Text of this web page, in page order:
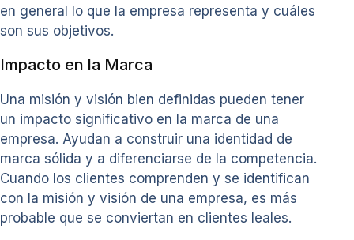
en general lo que la empresa representa y cuáles
son sus objetivos.
Impacto en la Marca
Una misión y visión bien definidas pueden tener
un impacto significativo en la marca de una
empresa. Ayudan a construir una identidad de
marca sólida y a diferenciarse de la competencia.
Cuando los clientes comprenden y se identifican
con la misión y visión de una empresa, es más
probable que se conviertan en clientes leales.